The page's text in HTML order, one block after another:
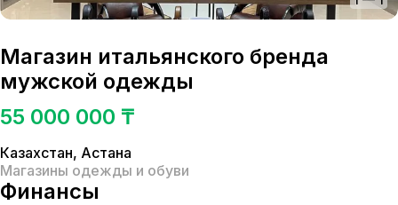
Магазин итальянского бренда
мужской одежды
55 000 000 ₸
Казахстан, Астана
Магазины одежды и обуви
Финансы